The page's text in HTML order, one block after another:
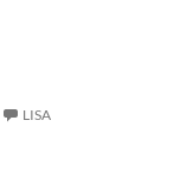
LISA